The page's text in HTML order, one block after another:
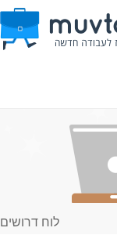
לוח דרושים